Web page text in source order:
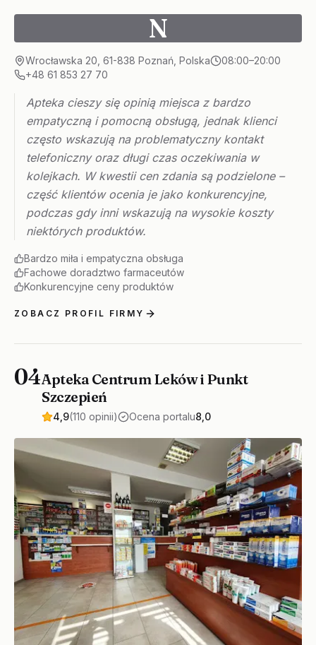
N
Wrocławska 20, 61-838 Poznań, Polska
08:00–20:00
+48 61 853 27 70
Apteka cieszy się opinią miejsca z bardzo
empatyczną i pomocną obsługą, jednak klienci
często wskazują na problematyczny kontakt
telefoniczny oraz długi czas oczekiwania w
kolejkach. W kwestii cen zdania są podzielone –
część klientów ocenia je jako konkurencyjne,
podczas gdy inni wskazują na wysokie koszty
niektórych produktów.
Bardzo miła i empatyczna obsługa
Fachowe doradztwo farmaceutów
Konkurencyjne ceny produktów
ZOBACZ PROFIL FIRMY
04Apteka Centrum Leków i Punkt
Szczepień
4,9(110 opinii) Ocena portalu8,0